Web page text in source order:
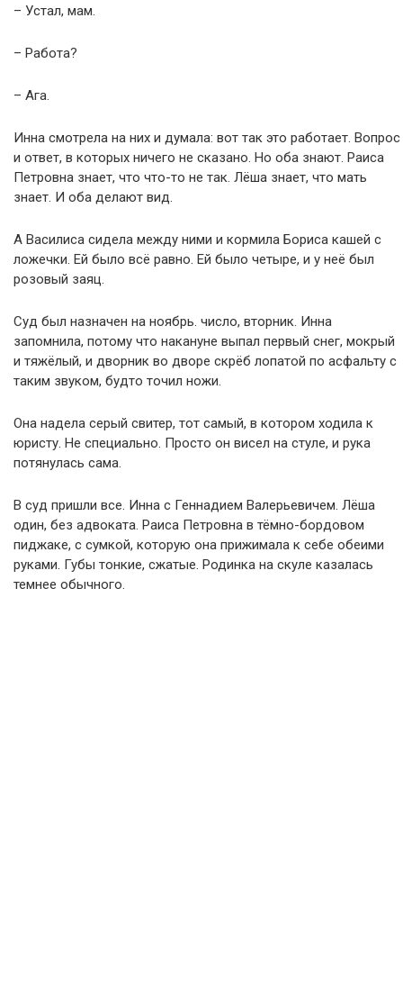
– Устал, мам.
– Работа?
– Ага.
Инна смотрела на них и думала: вот так это работает. Вопрос
и ответ, в которых ничего не сказано. Но оба знают. Раиса
Петровна знает, что что-то не так. Лёша знает, что мать
знает. И оба делают вид.
А Василиса сидела между ними и кормила Бориса кашей с
ложечки. Ей было всё равно. Ей было четыре, и у неё был
розовый заяц.
Суд был назначен на ноябрь. число, вторник. Инна
запомнила, потому что накануне выпал первый снег, мокрый
и тяжёлый, и дворник во дворе скрёб лопатой по асфальту с
таким звуком, будто точил ножи.
Она надела серый свитер, тот самый, в котором ходила к
юристу. Не специально. Просто он висел на стуле, и рука
потянулась сама.
В суд пришли все. Инна с Геннадием Валерьевичем. Лёша
один, без адвоката. Раиса Петровна в тёмно-бордовом
пиджаке, с сумкой, которую она прижимала к себе обеими
руками. Губы тонкие, сжатые. Родинка на скуле казалась
темнее обычного.